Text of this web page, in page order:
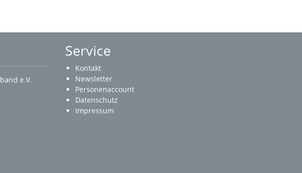
e.V.
Service
Kontakt
Newsletter
Personenaccount
Datenschutz
Impressum